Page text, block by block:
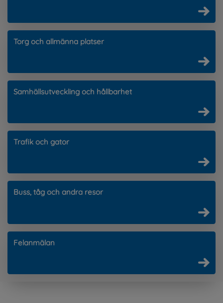
Torg och allmänna platser
Samhällsutveckling och hållbarhet
Trafik och gator
Buss, tåg och andra resor
Felanmälan